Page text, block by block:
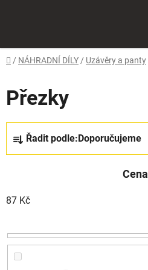
Domů
/ NÁHRADNÍ DÍLY / Uzávěry a panty
Přezky
n
í
r
Řadit podle: Doporučujeme
Cena
87 Kč